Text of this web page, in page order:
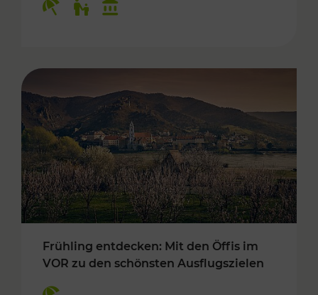
Frühling entdecken: Mit den Öffis im
VOR zu den schönsten Ausflugszielen